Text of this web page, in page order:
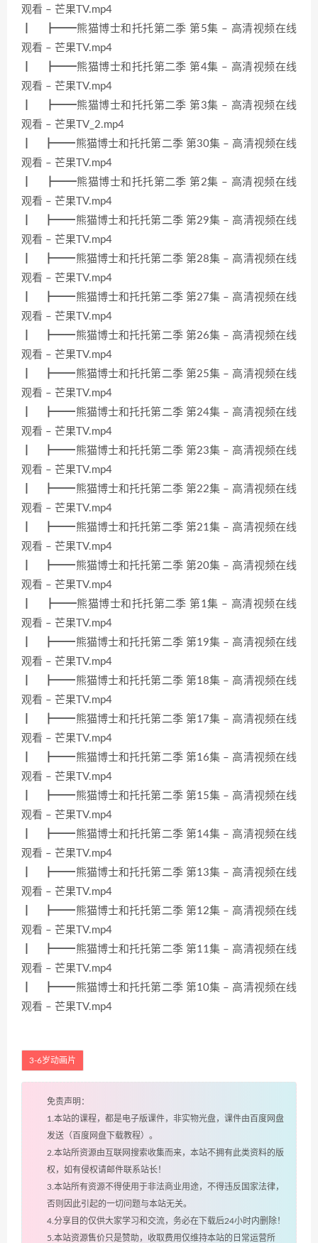
观看 – 芒果TV.mp4
┃ ┣━━熊猫博士和托托第二季 第5集 – 高清视频在线
观看 – 芒果TV.mp4
┃ ┣━━熊猫博士和托托第二季 第4集 – 高清视频在线
观看 – 芒果TV.mp4
┃ ┣━━熊猫博士和托托第二季 第3集 – 高清视频在线
观看 – 芒果TV_2.mp4
┃ ┣━━熊猫博士和托托第二季 第30集 – 高清视频在线
观看 – 芒果TV.mp4
┃ ┣━━熊猫博士和托托第二季 第2集 – 高清视频在线
观看 – 芒果TV.mp4
┃ ┣━━熊猫博士和托托第二季 第29集 – 高清视频在线
观看 – 芒果TV.mp4
┃ ┣━━熊猫博士和托托第二季 第28集 – 高清视频在线
观看 – 芒果TV.mp4
┃ ┣━━熊猫博士和托托第二季 第27集 – 高清视频在线
观看 – 芒果TV.mp4
┃ ┣━━熊猫博士和托托第二季 第26集 – 高清视频在线
观看 – 芒果TV.mp4
┃ ┣━━熊猫博士和托托第二季 第25集 – 高清视频在线
观看 – 芒果TV.mp4
┃ ┣━━熊猫博士和托托第二季 第24集 – 高清视频在线
观看 – 芒果TV.mp4
┃ ┣━━熊猫博士和托托第二季 第23集 – 高清视频在线
观看 – 芒果TV.mp4
┃ ┣━━熊猫博士和托托第二季 第22集 – 高清视频在线
观看 – 芒果TV.mp4
┃ ┣━━熊猫博士和托托第二季 第21集 – 高清视频在线
观看 – 芒果TV.mp4
┃ ┣━━熊猫博士和托托第二季 第20集 – 高清视频在线
观看 – 芒果TV.mp4
┃ ┣━━熊猫博士和托托第二季 第1集 – 高清视频在线
观看 – 芒果TV.mp4
┃ ┣━━熊猫博士和托托第二季 第19集 – 高清视频在线
观看 – 芒果TV.mp4
┃ ┣━━熊猫博士和托托第二季 第18集 – 高清视频在线
观看 – 芒果TV.mp4
┃ ┣━━熊猫博士和托托第二季 第17集 – 高清视频在线
观看 – 芒果TV.mp4
┃ ┣━━熊猫博士和托托第二季 第16集 – 高清视频在线
观看 – 芒果TV.mp4
┃ ┣━━熊猫博士和托托第二季 第15集 – 高清视频在线
观看 – 芒果TV.mp4
┃ ┣━━熊猫博士和托托第二季 第14集 – 高清视频在线
观看 – 芒果TV.mp4
┃ ┣━━熊猫博士和托托第二季 第13集 – 高清视频在线
观看 – 芒果TV.mp4
┃ ┣━━熊猫博士和托托第二季 第12集 – 高清视频在线
观看 – 芒果TV.mp4
┃ ┣━━熊猫博士和托托第二季 第11集 – 高清视频在线
观看 – 芒果TV.mp4
┃ ┣━━熊猫博士和托托第二季 第10集 – 高清视频在线
观看 – 芒果TV.mp4
3-6岁动画片
免责声明：
1.本站的课程，都是电子版课件，非实物光盘，课件由百度网盘
发送（百度网盘下载教程）。
2.本站所资源由互联网搜索收集而来，本站不拥有此类资料的版
权，如有侵权请邮件联系站长！
3.本站所有资源不得使用于非法商业用途，不得违反国家法律，
否则因此引起的一切问题与本站无关。
4.分享目的仅供大家学习和交流，务必在下载后24小时内删除！
5.本站资源售价只是赞助，收取费用仅维持本站的日常运营所